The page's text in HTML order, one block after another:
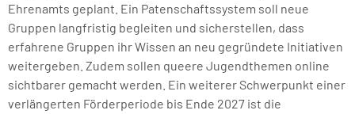
Ehrenamts geplant. Ein Patenschaftssystem soll neue
Gruppen langfristig begleiten und sicherstellen, dass
erfahrene Gruppen ihr Wissen an neu gegründete Initiativen
weitergeben. Zudem sollen queere Jugendthemen online
sichtbarer gemacht werden. Ein weiterer Schwerpunkt einer
verlängerten Förderperiode bis Ende 2027 ist die